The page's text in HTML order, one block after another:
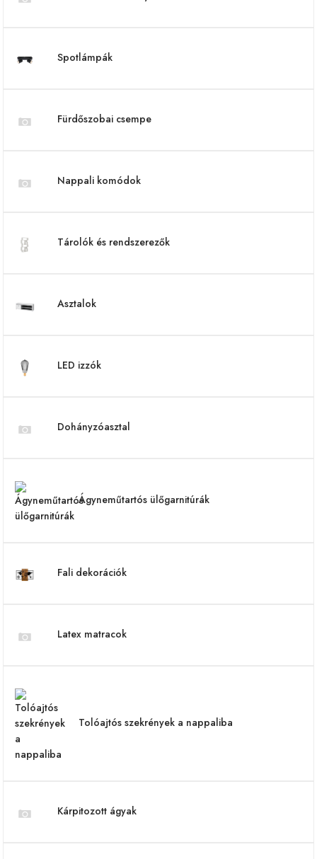
Spotlámpák
Fürdőszobai csempe
Nappali komódok
Tárolók és rendszerezők
Asztalok
LED izzók
Dohányzóasztal
Ágyneműtartós ülőgarnitúrák
Fali dekorációk
Latex matracok
Tolóajtós szekrények a nappaliba
Kárpitozott ágyak